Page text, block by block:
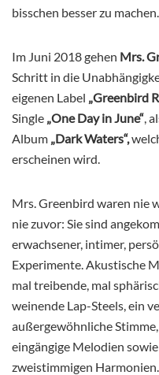
bisschen besser zu machen.
Im Juni 2018 gehen Mrs.
Schritt in die
eigenen Label „Greenbird
Single „One Day in June“ ,
Album „Dark Waters“,
erscheinen wird.
Mrs. Greenbird waren nie
nie zuvor: Sie sind
erwachsener, intimer,
Experimente. Akustische
mal treibende, mal
weinende Lap-Steels, ein
außergewöhnliche
eingängige Melodien
zweistimmigen Harmonien.